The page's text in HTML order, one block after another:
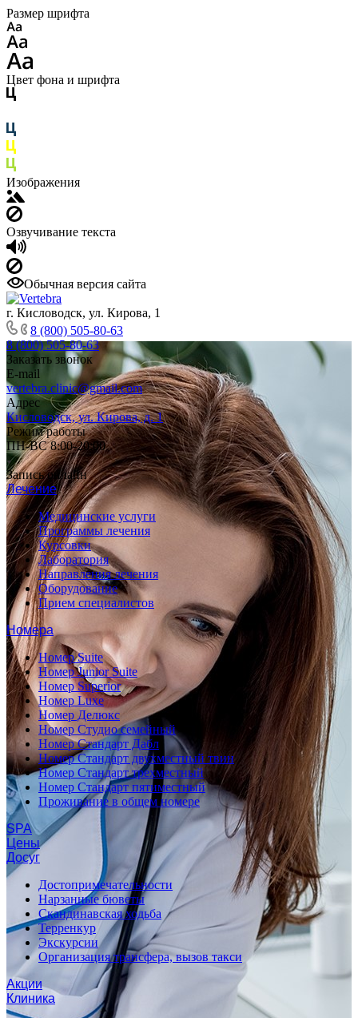
Размер шрифта
Цвет фона и шрифта
Изображения
Озвучивание текста
Обычная версия сайта
г. Кисловодск, ул. Кирова, 1
8 (800) 505-80-63
8 (800) 505-80-63
Заказать звонок
E-mail
vertebra.clinic@gmail.com
Адрес
Кисловодск, ул. Кирова, д. 1
Режим работы
ПН-ВС 8:00-20:00
Запись онлайн
Лечение
Медицинские услуги
Программы лечения
Курсовки
Лаборатория
Направления лечения
Оборудование
Прием специалистов
Номера
Номер Suite
Номер Junior Suite
Номер Superior
Номер Luxe
Номер Делюкс
Номер Студио семейный
Номер Стандарт Дабл
Номер Стандарт двухместный твин
Номер Стандарт трехместный
Номер Стандарт пятиместный
Проживание в общем номере
SPA
Цены
Досуг
Достопримечательности
Нарзанные бюветы
Скандинавская ходьба
Терренкур
Экскурсии
Организация трансфера, вызов такси
Акции
Клиника